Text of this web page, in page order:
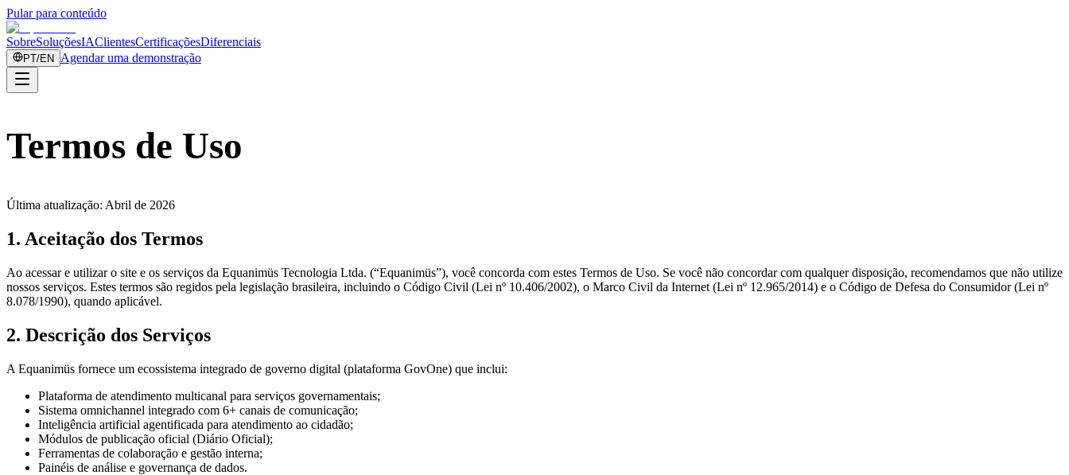
Pular para conteúdo
SobreSoluçõesIAClientesCertificaçõesDiferenciais
PT/EN Agendar uma demonstração
Termos de Uso
Última atualização: Abril de 2026
1. Aceitação dos Termos
Ao acessar e utilizar o site e os serviços da Equanimüs Tecnologia Ltda. (“Equanimüs”), você concorda com estes Termos de Uso. Se você não concordar com qualquer disposição, recomendamos que não utilize
nossos serviços. Estes termos são regidos pela legislação brasileira, incluindo o Código Civil (Lei nº 10.406/2002), o Marco Civil da Internet (Lei nº 12.965/2014) e o Código de Defesa do Consumidor (Lei nº
8.078/1990), quando aplicável.
2. Descrição dos Serviços
A Equanimüs fornece um ecossistema integrado de governo digital (plataforma GovOne) que inclui:
Plataforma de atendimento multicanal para serviços governamentais;
Sistema omnichannel integrado com 6+ canais de comunicação;
Inteligência artificial agentificada para atendimento ao cidadão;
Módulos de publicação oficial (Diário Oficial);
Ferramentas de colaboração e gestão interna;
Painéis de análise e governança de dados.